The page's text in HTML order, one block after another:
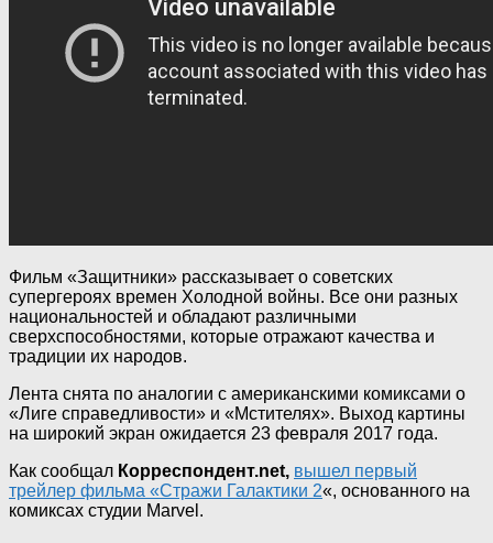
Фильм «Защитники» рассказывает о советских
супергероях времен Холодной войны. Все они разных
национальностей и обладают различными
сверхспособностями, которые отражают качества и
традиции их народов.
Лента снята по аналогии с американскими комиксами о
«Лиге справедливости» и «Мстителях». Выход картины
на широкий экран ожидается 23 февраля 2017 года.
Как сообщал Корреспондент.net, вышел первый
трейлер фильма «Стражи Галактики 2«, основанного на
комиксах студии Marvel.